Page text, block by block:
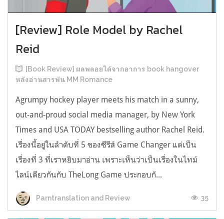
[Review] Role Model by Rachel
Reid
[Book Review] ผลพลอยได้จากอาการ book hangover
หลังอ่านสารพัน MM Romance
Agrumpy hockey player meets his match in a sunny,
out-and-proud social media manager, by New York
Times and USA TODAY bestselling author Rachel Reid.
เรื่องนี้อยู่ในลำดับที่ 5 ของซีรีส์ Game Changer แต่เป็น
เรื่องที่ 3 ที่เราหยิบมาอ่าน เพราะเห็นว่าเป็นเรื่องในไทม์
ไลน์เดียวกันกับ TheLong Game ประกอบกั...
Parntranslation and Review 35